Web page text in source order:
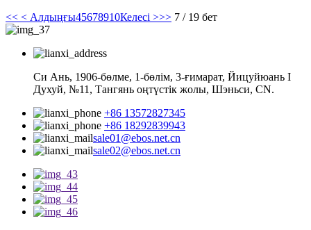
<< < Алдыңғы45678910Келесі >>> 7 / 19 бет
Си Ань, 1906-бөлме, 1-бөлім, 3-ғимарат, Йицуйюань I
Духуй, №11, Тангянь оңтүстік жолы, Шэньси, CN.
+86 13572827345
+86 18292839943
sale01@ebos.net.cn
sale02@ebos.net.cn